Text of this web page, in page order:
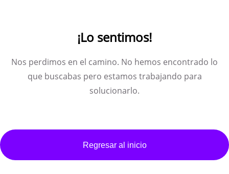
¡Lo sentimos!
Nos perdimos en el camino. No hemos encontrado lo
que buscabas pero estamos trabajando para
solucionarlo.
Regresar al inicio